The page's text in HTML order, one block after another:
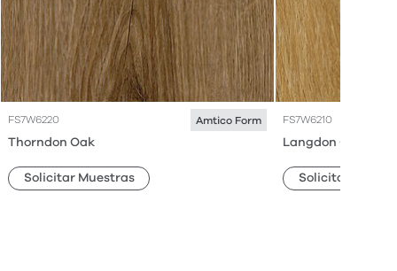
FS7W6220 Amtico Form
Thorndon Oak
Solicitar Muestras
FS7W6210
Langdon Oak
Solicitar